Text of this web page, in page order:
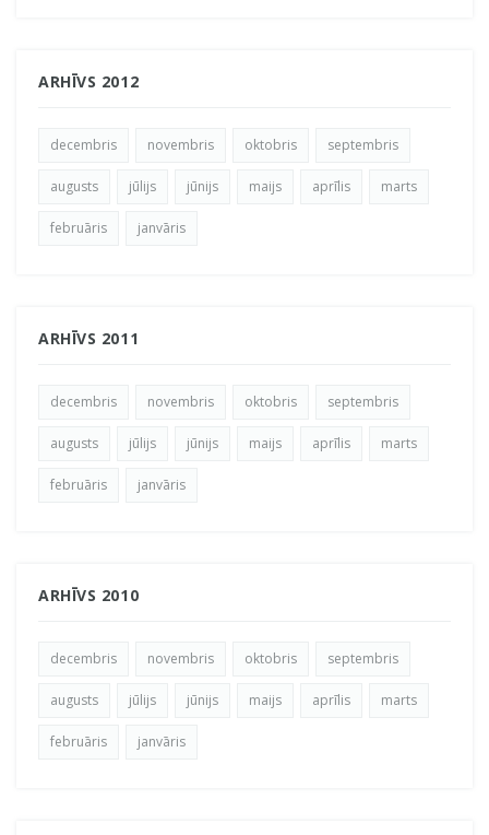
ARHĪVS 2012
decembris novembris oktobris septembris
augusts jūlijs jūnijs maijs aprīlis marts
februāris janvāris
ARHĪVS 2011
decembris novembris oktobris septembris
augusts jūlijs jūnijs maijs aprīlis marts
februāris janvāris
ARHĪVS 2010
decembris novembris oktobris septembris
augusts jūlijs jūnijs maijs aprīlis marts
februāris janvāris